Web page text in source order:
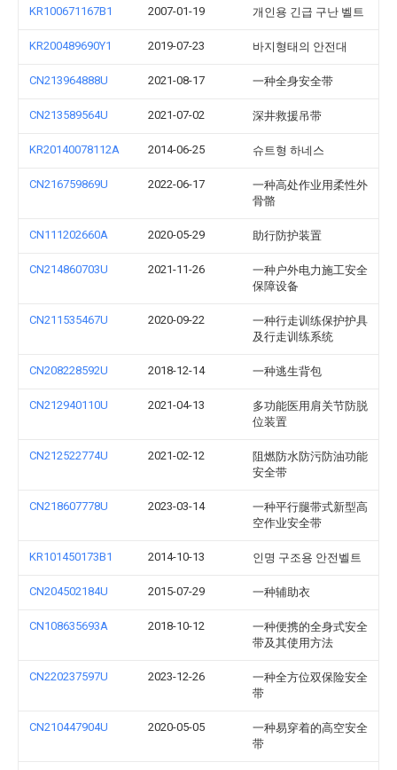
KR100671167B1 2007-01-19 개인용 긴급 구난 벨트
KR200489690Y1 2019-07-23 바지형태의 안전대
CN213964888U 2021-08-17 一种全身安全带
CN213589564U 2021-07-02 深井救援吊带
KR20140078112A 2014-06-25 슈트형 하네스
CN216759869U 2022-06-17
一种高处作业用柔性外
骨骼
CN111202660A 2020-05-29 助行防护装置
CN214860703U 2021-11-26
一种户外电力施工安全
保障设备
CN211535467U 2020-09-22
一种行走训练保护护具
及行走训练系统
CN208228592U 2018-12-14 一种逃生背包
CN212940110U 2021-04-13
多功能医用肩关节防脱
位装置
CN212522774U 2021-02-12
阻燃防水防污防油功能
安全带
CN218607778U 2023-03-14
一种平行腿带式新型高
空作业安全带
KR101450173B1 2014-10-13 인명 구조용 안전벨트
CN204502184U 2015-07-29 一种辅助衣
CN108635693A 2018-10-12
一种便携的全身式安全
带及其使用方法
CN220237597U 2023-12-26
一种全方位双保险安全
带
CN210447904U 2020-05-05
一种易穿着的高空安全
带